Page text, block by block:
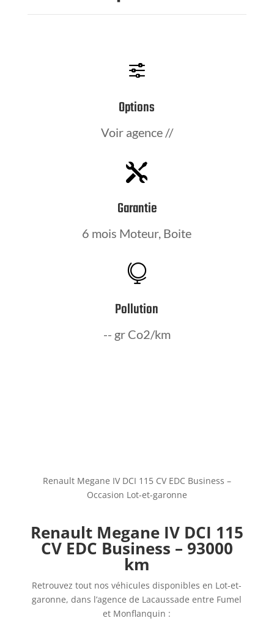
f
Options
Voir agence //

Garantie
6 mois Moteur, Boite

Pollution
-- gr Co2/km
Renault Megane IV DCI 115 CV EDC Business –
Occasion Lot-et-garonne
Renault Megane IV DCI 115
CV EDC Business – 93000
km
Retrouvez tout nos véhicules disponibles en Lot-et-
garonne, dans l’agence de Lacaussade entre Fumel
et Monflanquin :